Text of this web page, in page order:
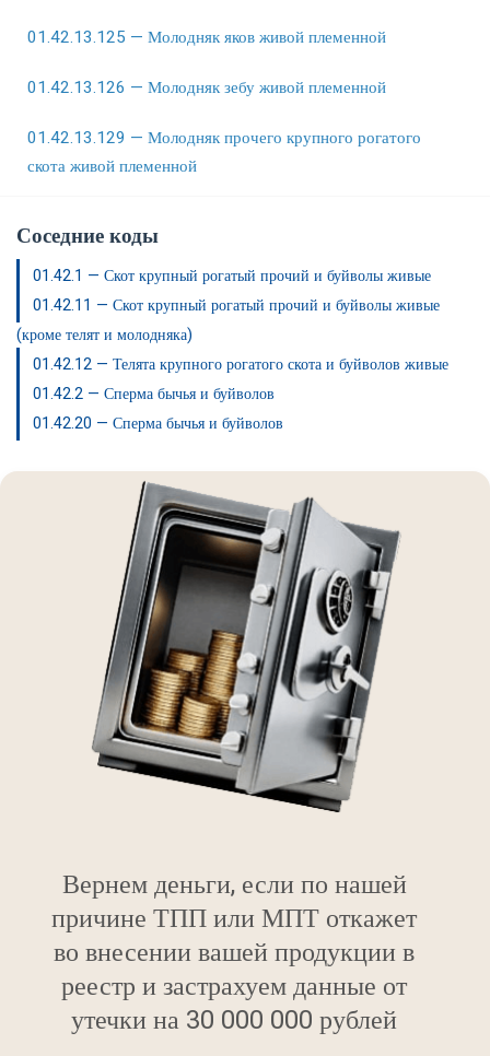
01.42.13.125 — Молодняк яков живой племенной
01.42.13.126 — Молодняк зебу живой племенной
01.42.13.129 — Молодняк прочего крупного рогатого
скота живой племенной
Соседние коды
01.42.1 — Скот крупный рогатый прочий и буйволы живые
01.42.11 — Скот крупный рогатый прочий и буйволы живые
(кроме телят и молодняка)
01.42.12 — Телята крупного рогатого скота и буйволов живые
01.42.2 — Сперма бычья и буйволов
01.42.20 — Сперма бычья и буйволов
Вернем деньги, если по нашей
причине ТПП или МПТ откажет
во внесении вашей продукции в
реестр и застрахуем данные от
утечки на 30 000 000 рублей